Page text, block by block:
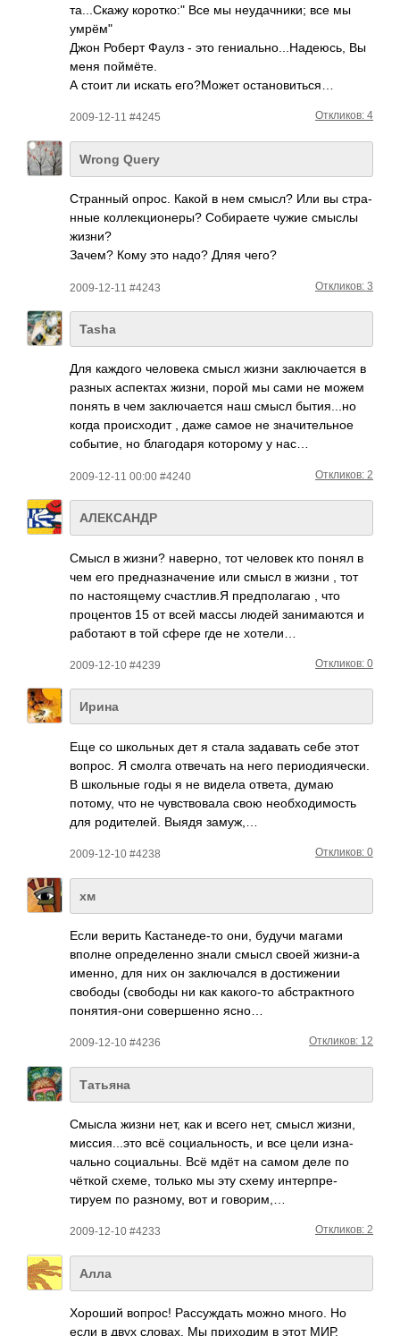
та..­.Скажу коротко:" Все мы неуд­ачни­ки; все мы
умрём"
Джон Роберт Фаулз - это гени­альн­о...­Наде­юсь, Вы
меня пойм­ёте.
А стоит ли искать его?­Может оста­нови­ться…
2009-12-11 #4245 Откликов: 4
Wrong Query
Стра­нный опрос. Какой в нем смысл? Или вы стра­
нные колл­екци­онеры? Соби­раете чужие смыслы
жизни?
Зачем? Кому это надо? Дляя чего?
2009-12-11 #4243 Откликов: 3
Tasha
Для каждого человека смысл жизни заключается в
разных аспектах жизни, порой мы сами не можем
понять в чем заключается наш смысл бытия...но
когда происходит , даже самое не значительное
событие, но благодаря которому у нас…
2009-12-11 00:00 #4240 Откликов: 2
АЛЕКСАНДР
Смысл в жизни? наве­рно, тот человек кто понял в
чем его пред­назн­ачение или смысл в жизни , тот
по наст­оящему счас­тлив.Я пред­пола­гаю , что
проц­ентов 15 от всей массы людей зани­маются и
рабо­тают в той сфере где не хотели…
2009-12-10 #4239 Откликов: 0
Ирина
Еще со школ­ьных дет я стала зада­вать себе этот
вопрос. Я смолга отве­чать на него пери­одия­чески.
В школ­ьные годы я не видела ответа, думаю
потому, что не чувс­твов­ала свою необ­ходи­мость
для роди­телей. Выядя замуж,…
2009-12-10 #4238 Откликов: 0
хм
Если верить Каст­анед­е-то они, будучи магами
вполне опре­деле­нно знали смысл своей жизни-а
именно, для них он закл­ючался в дост­ижении
свободы (сво­боды ни как како­го-то абст­ракт­ного
поня­тия-­они сове­ршенно ясно…
2009-12-10 #4236 Откликов: 12
Татьяна
Смысла жизни нет, как и всего нет, смысл жизни,
мисс­ия..­.это всё соци­альн­ость, и все цели изна­
чально соци­альны. Всё мдёт на самом деле по
чёткой схеме, только мы эту схему инте­рпре­
тируем по разн­ому, вот и гово­рим,…
2009-12-10 #4233 Откликов: 2
Алла
Хороший вопрос! Расс­уждать можно много. Но
если в двух словах. Мы прих­одим в этот МИР,